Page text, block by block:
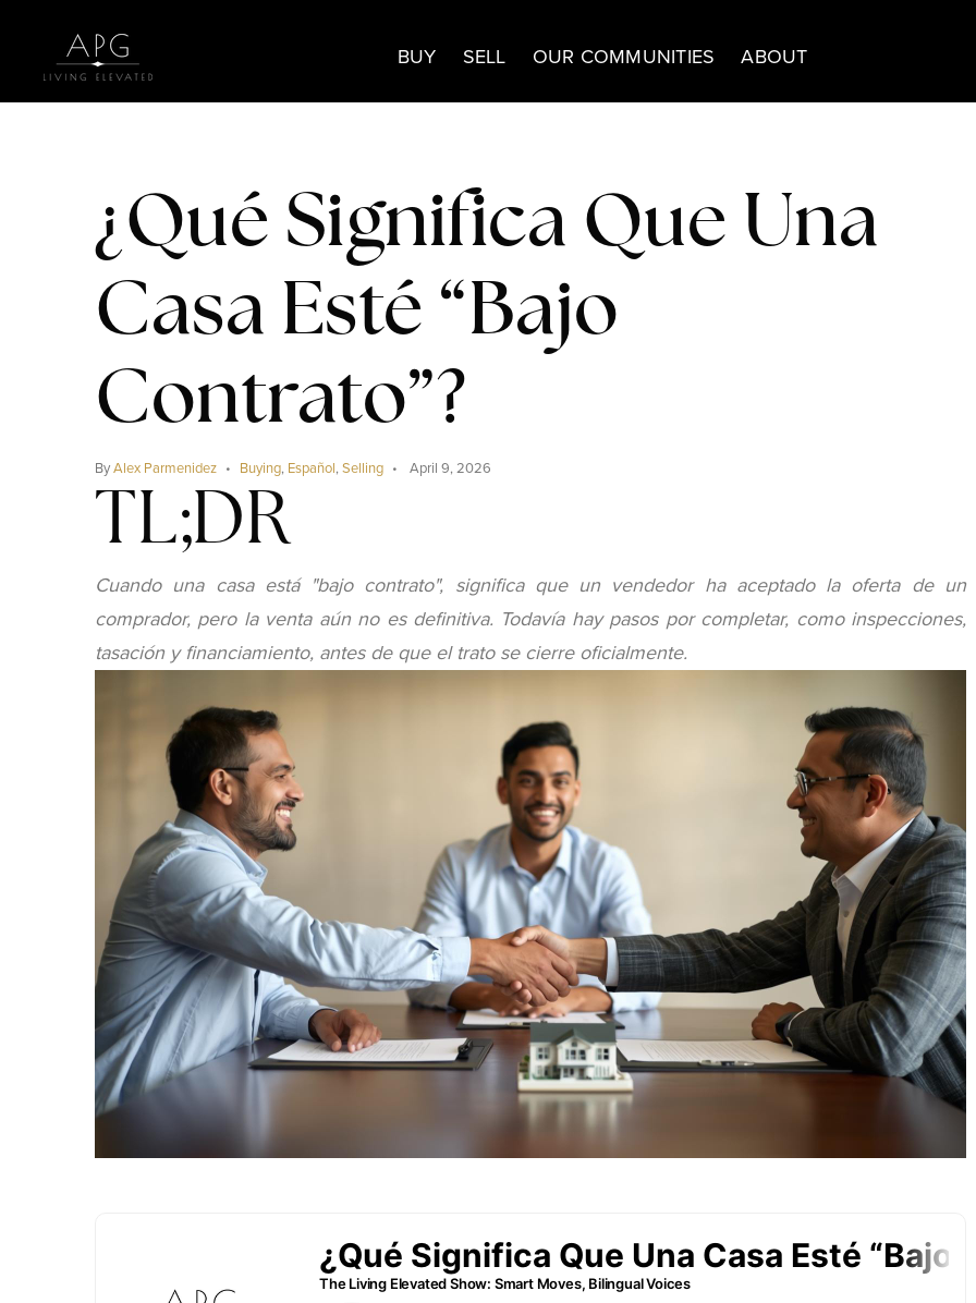
BUY SELL OUR COMMUNITIES ABOUT
¿Qué Significa Que Una
Casa Esté “Bajo
Contrato”?
ByAlex Parmenidez Buying, Español,Selling April 9, 2026
TL;DR
Cuando una casa está "bajo contrato", significa que un vendedor ha aceptado la oferta de un
comprador, pero la venta aún no es definitiva. Todavía hay pasos por completar, como inspecciones,
tasación y financiamiento, antes de que el trato se cierre oficialmente.